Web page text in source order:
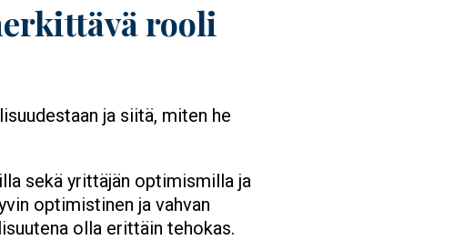
rooli
ja siitä, miten he
sekä yrittäjän optimismilla ja
optimistinen ja vahvan
olla erittäin tehokas.